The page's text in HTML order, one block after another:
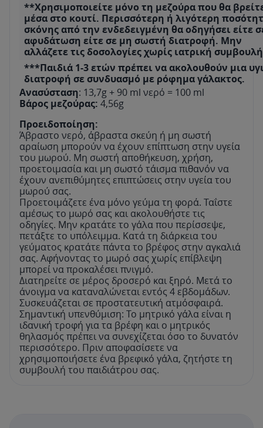
**Χρησιμοποιείτε μόνο τη μεζούρα που θα
μέσα στο κουτί. Περισσότερη ή λιγότερη
σκόνης από την ενδεδειγμένη θα οδηγήσει είτε
αφυδάτωση είτε σε μη σωστή διατροφή. Μην
αλλάζετε τις δοσολογίες χωρίς ιατρική
***Παιδιά 1-3 ετών πρέπει να ακολουθούν μια
διατροφή σε συνδυασμό με ρόφημα γάλακτος.
Ανασύσταση: 13,7g + 90 ml νερό = 100 ml
Βάρος μεζούρας: 4,56g
Προειδοποίηση:
Άβραστο νερό, άβραστα σκεύη ή μη σωστή
αραίωση μπορούν να έχουν επίπτωση στην υγεία
του μωρού. Μη σωστή αποθήκευση, χρήση,
προετοιμασία και μη σωστό τάισμα πιθανόν να
έχουν ανεπιθύμητες επιπτώσεις στην υγεία του
μωρού σας.
Προετοιμάζετε ένα μόνο γεύμα τη φορά. Ταΐστε
αμέσως το μωρό σας και ακολουθήστε τις
οδηγίες. Μην κρατάτε το γάλα που περίσσεψε,
πετάξτε το υπόλειμμα. Κατά τη διάρκεια του
γεύματος κρατάτε πάντα το βρέφος στην αγκαλιά
σας. Αφήνοντας το μωρό σας χωρίς επίβλεψη
μπορεί να προκαλέσει πνιγμό.
Διατηρείτε σε μέρος δροσερό και ξηρό. Μετά το
άνοιγμα να καταναλώνεται εντός 4 εβδομάδων.
Συσκευάζεται σε προστατευτική ατμόσφαιρά.
Σημαντική υπενθύμιση: Το μητρικό γάλα είναι η
ιδανική τροφή για τα βρέφη και ο μητρικός
θηλασμός πρέπει να συνεχίζεται όσο το δυνατόν
περισσότερο. Πριν αποφασίσετε να
χρησιμοποιήσετε ένα βρεφικό γάλα, ζητήστε τη
συμβουλή του παιδιάτρου σας.